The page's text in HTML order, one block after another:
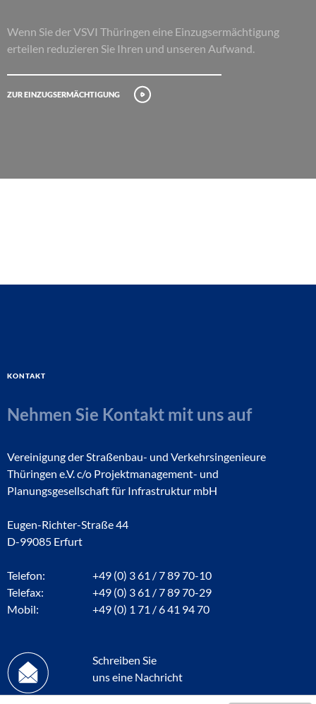
Wenn Sie der VSVI Thüringen eine Einzugsermächtigung
erteilen reduzieren Sie Ihren und unseren Aufwand.
Zur Einzugsermächtigung
Kontakt
Nehmen Sie Kontakt mit uns auf
Vereinigung der Straßenbau- und Verkehrsingenieure
Thüringen e.V. c/o Projektmanagement- und
Planungsgesellschaft für Infrastruktur mbH
Eugen-Richter-Straße 44
D-99085 Erfurt
Telefon:
+49 (0) 3 61 / 7 89 70-10
Telefax:
+49 (0) 3 61 / 7 89 70-29
Mobil:
+49 (0) 1 71 / 6 41 94 70
Schreiben Sie
uns eine Nachricht